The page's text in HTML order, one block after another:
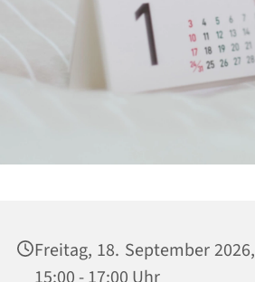
Freitag, 18. September 2026,